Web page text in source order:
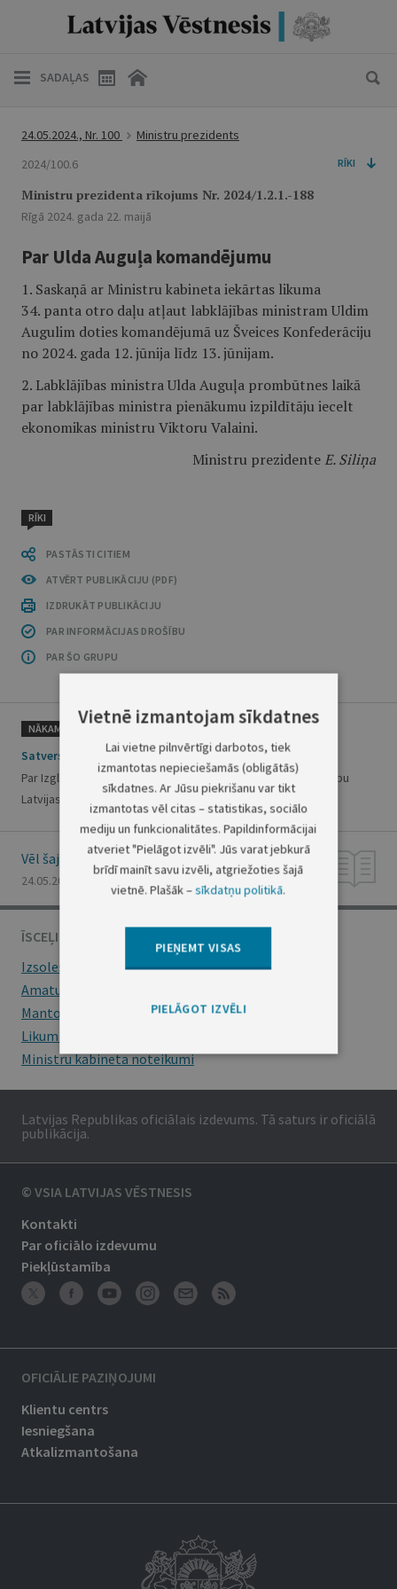
SADAĻAS
24.05.2024., Nr. 100
Ministru prezidents
2024/100.6
RĪKI
Ministru prezidenta rīkojums Nr. 2024/1.2.1.-188
Rīgā 2024. gada 22. maijā
Par Ulda Auguļa komandējumu
1. Saskaņā ar Ministru kabineta iekārtas likuma
34. panta otro daļu atļaut labklājības ministram Uldim
Augulim doties komandējumā uz Šveices Konfederāciju
no 2024. gada 12. jūnija līdz 13. jūnijam.
2. Labklājības ministra Ulda Auguļa prombūtnes laikā
par labklājības ministra pienākumu izpildītāju iecelt
ekonomikas ministru Viktoru Valaini.
Ministru prezidenteE. Siliņa
RĪKI
PASTĀSTI CITIEM
ATVĒRT PUBLIKĀCIJU (PDF)
IZDRUKĀT PUBLIKĀCIJU
PAR INFORMĀCIJAS DROŠĪBU
PAR ŠO GRUPU
NĀKAMAIS
Satversmes tiesas spriedums
Par Izglītības likuma 50. panta pirmās daļas 1. punkta atbilstību
Latvijas Republikas Satversmes 106. pantam
Vēl šajā numurā
24.05.2024., Nr. 100
ĪSCEĻI
Izsoles
Amatu konkursi
Mantojumu ziņas
Likumi
Ministru kabineta noteikumi
Latvijas Republikas oficiālais izdevums. Tā saturs ir oficiālā
publikācija.
© VSIA LATVIJAS VĒSTNESIS
Kontakti
Par oficiālo izdevumu
Piekļūstamība
OFICIĀLIE PAZIŅOJUMI
Klientu centrs
Iesniegšana
Atkalizmantošana
Vietnē izmantojam sīkdatnes
Lai vietne pilnvērtīgi darbotos, tiek
izmantotas nepieciešamās (obligātās)
sīkdatnes. Ar Jūsu piekrišanu var tikt
izmantotas vēl citas – statistikas, sociālo
mediju un funkcionalitātes. Papildinformācijai
atveriet "Pielāgot izvēli". Jūs varat jebkurā
brīdī mainīt savu izvēli, atgriežoties šajā
vietnē. Plašāk –sīkdatņu politikā.
PIEŅEMT VISAS
PIELĀGOT IZVĒLI